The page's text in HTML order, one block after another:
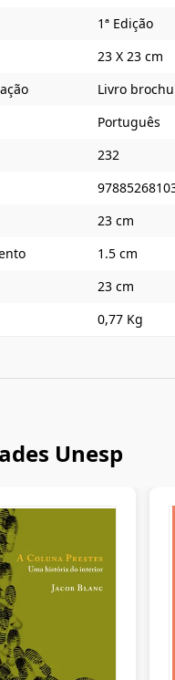
1ª Edição
23 X 23 cm
Livro
Português
232
23 cm
1.5 cm
23 cm
0,77 Kg
Unesp